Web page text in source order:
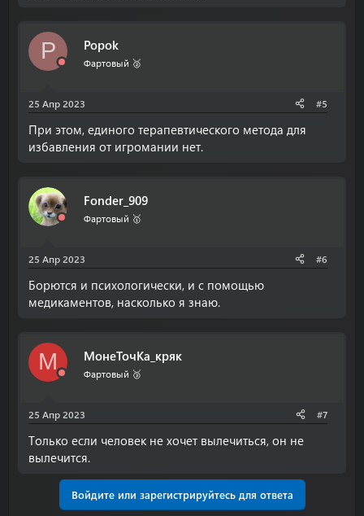
P Popok
Фартовый 🥈
25 Апр 2023 #5
При этом, единого терапевтического метода для
избавления от игромании нет.
Fonder_909
Фартовый 🥇
25 Апр 2023 #6
Борются и психологически, и с помощью
медикаментов, насколько я знаю.
М МонеТочКа_кряк
Фартовый 🥉
25 Апр 2023 #7
Только если человек не хочет вылечиться, он не
вылечится.
Войдите или зарегистрируйтесь для ответа